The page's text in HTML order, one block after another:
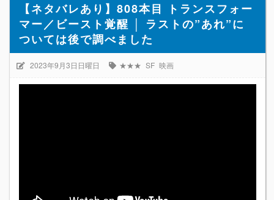
【ネタバレあり】808本目 トランスフォー
マー／ビースト覚醒 │ ラストの”あれ”に
ついては後で調べました
2023年9月3日日曜日 ★★★ SF 映画